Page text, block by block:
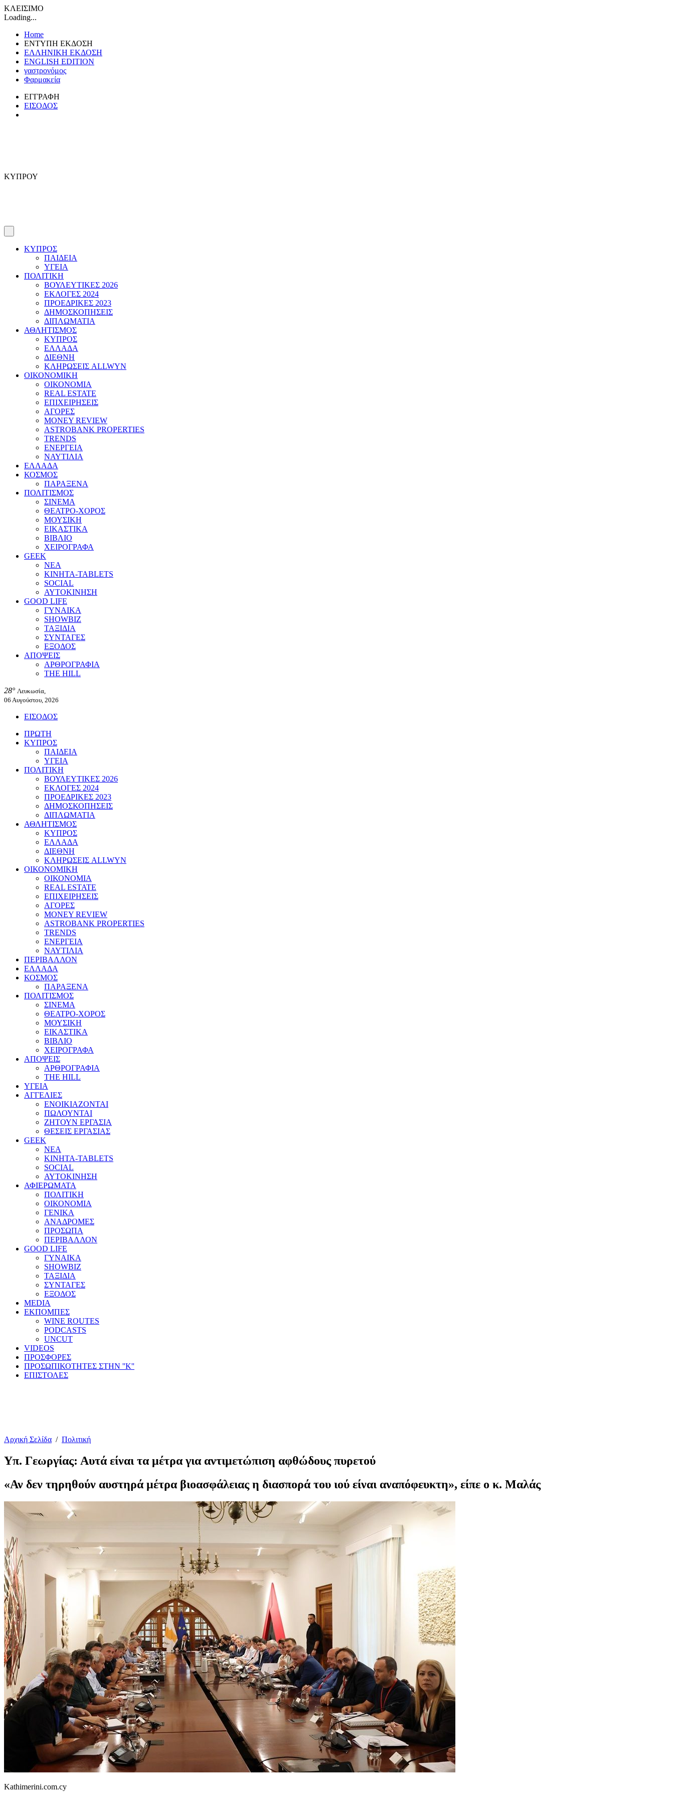
ΚΛΕΙΣΙΜΟ
Loading...
Home
ΕΝΤΥΠΗ ΕΚΔΟΣΗ
ΕΛΛΗΝΙΚΗ ΕΚΔΟΣΗ
ENGLISH EDITION
γαστρονόμος
Φαρμακεία
ΕΓΓΡΑΦΗ
ΕΙΣΟΔΟΣ
ΚΥΠΡΟΥ
ΚΥΠΡΟΣ
ΠΑΙΔΕΙΑ
ΥΓΕΙΑ
ΠΟΛΙΤΙΚΗ
ΒΟΥΛΕΥΤΙΚΕΣ 2026
ΕΚΛΟΓΕΣ 2024
ΠΡΟΕΔΡΙΚΕΣ 2023
ΔΗΜΟΣΚΟΠΗΣΕΙΣ
ΔΙΠΛΩΜΑΤΙΑ
ΑΘΛΗΤΙΣΜΟΣ
ΚΥΠΡΟΣ
ΕΛΛΑΔΑ
ΔΙΕΘΝΗ
ΚΛΗΡΩΣΕΙΣ ALLWYN
ΟΙΚΟΝΟΜΙΚΗ
ΟΙΚΟΝΟΜΙΑ
REAL ESTATE
ΕΠΙΧΕΙΡΗΣΕΙΣ
ΑΓΟΡΕΣ
MONEY REVIEW
ASTROBANK PROPERTIES
TRENDS
ΕΝΕΡΓΕΙΑ
ΝΑΥΤΙΛΙΑ
ΕΛΛΑΔΑ
ΚΟΣΜΟΣ
ΠΑΡΑΞΕΝΑ
ΠΟΛΙΤΙΣΜΟΣ
ΣΙΝΕΜΑ
ΘΕΑΤΡΟ-ΧΟΡΟΣ
ΜΟΥΣΙΚΗ
ΕΙΚΑΣΤΙΚΑ
ΒΙΒΛΙΟ
ΧΕΙΡΟΓΡΑΦΑ
GEEK
ΝΕΑ
ΚΙΝΗΤΑ-TABLETS
SOCIAL
ΑΥΤΟΚΙΝΗΣΗ
GOOD LIFE
ΓΥΝΑΙΚΑ
SHOWBIZ
ΤΑΞΙΔΙΑ
ΣΥΝΤΑΓΕΣ
ΕΞΟΔΟΣ
ΑΠΟΨΕΙΣ
ΑΡΘΡΟΓΡΑΦΙΑ
THE HILL
28° Λευκωσία,
06 Αυγούστου, 2026
ΕΙΣΟΔΟΣ
ΠΡΩΤΗ
ΚΥΠΡΟΣ
ΠΑΙΔΕΙΑ
ΥΓΕΙΑ
ΠΟΛΙΤΙΚΗ
ΒΟΥΛΕΥΤΙΚΕΣ 2026
ΕΚΛΟΓΕΣ 2024
ΠΡΟΕΔΡΙΚΕΣ 2023
ΔΗΜΟΣΚΟΠΗΣΕΙΣ
ΔΙΠΛΩΜΑΤΙΑ
ΑΘΛΗΤΙΣΜΟΣ
ΚΥΠΡΟΣ
ΕΛΛΑΔΑ
ΔΙΕΘΝΗ
ΚΛΗΡΩΣΕΙΣ ALLWYN
ΟΙΚΟΝΟΜΙΚΗ
ΟΙΚΟΝΟΜΙΑ
REAL ESTATE
ΕΠΙΧΕΙΡΗΣΕΙΣ
ΑΓΟΡΕΣ
MONEY REVIEW
ASTROBANK PROPERTIES
TRENDS
ΕΝΕΡΓΕΙΑ
ΝΑΥΤΙΛΙΑ
ΠΕΡΙΒΑΛΛΟΝ
ΕΛΛΑΔΑ
ΚΟΣΜΟΣ
ΠΑΡΑΞΕΝΑ
ΠΟΛΙΤΙΣΜΟΣ
ΣΙΝΕΜΑ
ΘΕΑΤΡΟ-ΧΟΡΟΣ
ΜΟΥΣΙΚΗ
ΕΙΚΑΣΤΙΚΑ
ΒΙΒΛΙΟ
ΧΕΙΡΟΓΡΑΦΑ
ΑΠΟΨΕΙΣ
ΑΡΘΡΟΓΡΑΦΙΑ
THE HILL
ΥΓΕΙΑ
ΑΓΓΕΛΙΕΣ
ΕΝΟΙΚΙΑΖΟΝΤΑΙ
ΠΩΛΟΥΝΤΑΙ
ΖΗΤΟΥΝ ΕΡΓΑΣΙΑ
ΘΕΣΕΙΣ ΕΡΓΑΣΙΑΣ
GEEK
ΝΕΑ
ΚΙΝΗΤΑ-TABLETS
SOCIAL
ΑΥΤΟΚΙΝΗΣΗ
ΑΦΙΕΡΩΜΑΤΑ
ΠΟΛΙΤΙΚΗ
ΟΙΚΟΝΟΜΙΑ
ΓΕΝΙΚΑ
ΑΝΑΔΡΟΜΕΣ
ΠΡΟΣΩΠΑ
ΠΕΡΙΒΑΛΛΟΝ
GOOD LIFE
ΓΥΝΑΙΚΑ
SHOWBIZ
ΤΑΞΙΔΙΑ
ΣΥΝΤΑΓΕΣ
ΕΞΟΔΟΣ
MEDIA
ΕΚΠΟΜΠΕΣ
WINE ROUTES
PODCASTS
UNCUT
VIDEOS
ΠΡΟΣΦΟΡΕΣ
ΠΡΟΣΩΠΙΚΟΤΗΤΕΣ ΣΤΗΝ ''Κ''
ΕΠΙΣΤΟΛΕΣ
Αρχική Σελίδα / Πολιτική
Υπ. Γεωργίας: Αυτά είναι τα μέτρα για αντιμετώπιση αφθώδους πυρετού
«Αν δεν τηρηθούν αυστηρά μέτρα βιοασφάλειας η διασπορά του ιού είναι αναπόφευκτη», είπε ο κ. Μαλάς
Kathimerini.com.cy